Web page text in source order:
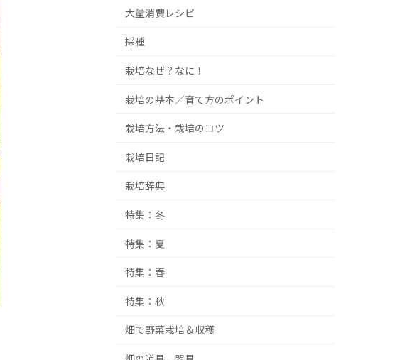
大量消費レシピ
採種
栽培なぜ？なに！
栽培の基本／育て方のポイント
栽培方法・栽培のコツ
栽培日記
栽培辞典
特集：冬
特集：夏
特集：春
特集：秋
畑で野菜栽培＆収穫